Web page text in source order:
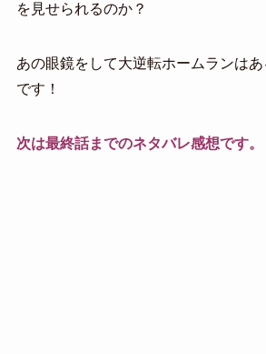
を見せられるのか？
あの眼鏡をして大逆転ホームランは
です！
次は最終話までのネタバレ感想です。